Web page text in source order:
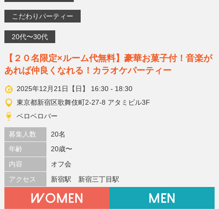
こだわりパーティー
20代〜30代
【２０名限定×ルーム代無料】豪華お菓子付！音楽が
あれば仲良くなれる！カラオケパーティー
2025年12月21日【日】 16:30 - 18:30
東京都新宿区歌舞伎町2-27-8 アタミビル3F
ベロベロバー
募集人数
20名
年齢
20歳〜
内容
オフ会
アクセス
新宿駅 新宿三丁目駅